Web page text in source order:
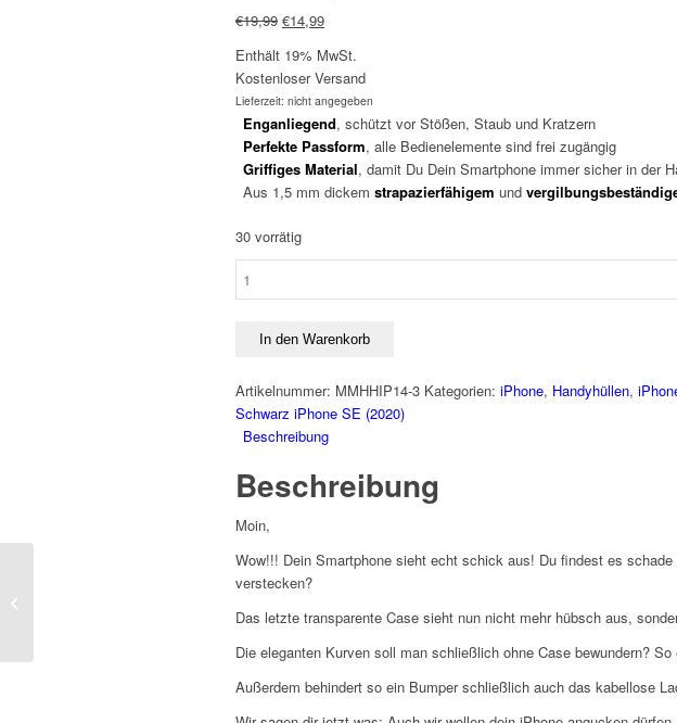
€19,99 Ursprünglicher
war:
€19,99
€14,99Aktueller
ist:
€14,99.
Enthält 19% MwSt.
Kostenloser Versand
Lieferzeit: nicht angegeben
Enganliegend, schützt vor Stößen, Staub und Kratzern
Perfekte Passform, alle Bedienelemente sind frei zugängig
Griffiges Material, damit Du Dein Smartphone immer sicher in der
Aus 1,5 mm dickem strapazierfähigem und
30 vorrätig
(2020)
Silikon
Case
Schwarz
In den Warenkorb
Artikelnummer: MMHHIP14-3 Kategorien: iPhone, Handyhüllen,
Schwarz iPhone SE (2020)
Beschreibung
Beschreibung
Moin,
Wow!!! Dein Smartphone sieht echt schick aus! Du findest es
verstecken?
Das letzte transparente Case sieht nun nicht mehr hübsch aus,
Die eleganten Kurven soll man schließlich ohne Case bewundern?
Außerdem behindert so ein Bumper schließlich auch das kabellose